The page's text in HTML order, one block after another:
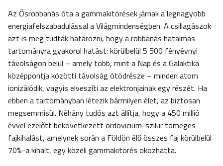
Az Ősrobbanás óta a gammakitörések járnak a legnagyobb
energiafelszabadulással a Világmindenségben. A csillagászok
azt is meg tudták határozni, hogy a robbanás hatalmas
tartományra gyakorol hatást: körülbelül 5 500 fényévnyi
távolságon belül – amely több, mint a Nap és a Galaktika
középpontja közötti távolság ötödrésze – minden atom
ionizálódik, vagyis elveszíti az elektronjainak egy részét. Ha
ebben a tartományban létezik bármilyen élet, az biztosan
megsemmisül. Néhány tudós azt állítja, hogy a 450 millió
évvel ezelőtt bekövetkezett ordovicium-szilur tömeges
fajkihalást, amelynek során a Földön élő összes faj körülbelül
70%-a kihalt, egy közeli gammakitörés okozhatta.